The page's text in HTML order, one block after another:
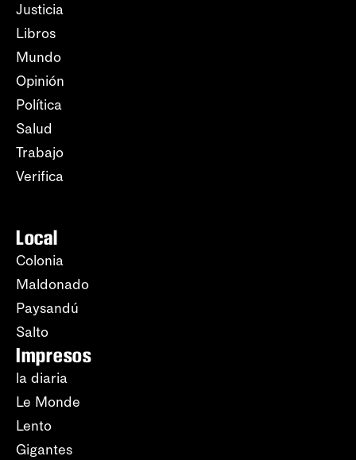
Justicia
Libros
Mundo
Opinión
Política
Salud
Trabajo
Verifica
Local
Colonia
Maldonado
Paysandú
Salto
Impresos
la diaria
Le Monde
Lento
Gigantes